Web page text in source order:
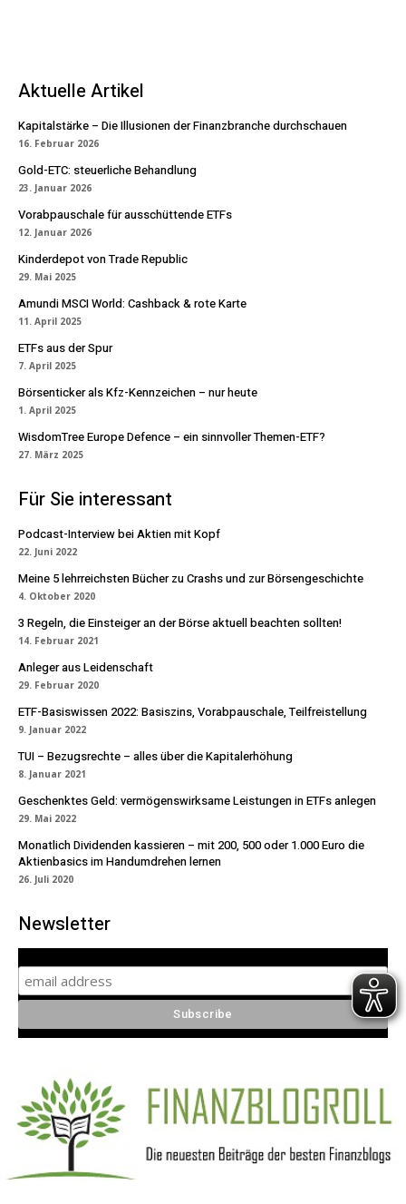
Aktuelle Artikel
Kapitalstärke – Die Illusionen der Finanzbranche durchschauen
16. Februar 2026
Gold-ETC: steuerliche Behandlung
23. Januar 2026
Vorabpauschale für ausschüttende ETFs
12. Januar 2026
Kinderdepot von Trade Republic
29. Mai 2025
Amundi MSCI World: Cashback & rote Karte
11. April 2025
ETFs aus der Spur
7. April 2025
Börsenticker als Kfz-Kennzeichen – nur heute
1. April 2025
WisdomTree Europe Defence – ein sinnvoller Themen-ETF?
27. März 2025
Für Sie interessant
Podcast-Interview bei Aktien mit Kopf
22. Juni 2022
Meine 5 lehrreichsten Bücher zu Crashs und zur Börsengeschichte
4. Oktober 2020
3 Regeln, die Einsteiger an der Börse aktuell beachten sollten!
14. Februar 2021
Anleger aus Leidenschaft
29. Februar 2020
ETF-Basiswissen 2022: Basiszins, Vorabpauschale, Teilfreistellung
9. Januar 2022
TUI – Bezugsrechte – alles über die Kapitalerhöhung
8. Januar 2021
Geschenktes Geld: vermögenswirksame Leistungen in ETFs anlegen
29. Mai 2022
Monatlich Dividenden kassieren – mit 200, 500 oder 1.000 Euro die
Aktienbasics im Handumdrehen lernen
26. Juli 2020
Newsletter